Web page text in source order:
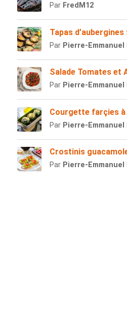
Par FredM12
Tapas
Par Pierre-Emmanuel
Salade Tomates et
Par Pierre-Emmanuel
Courgette farçies
Par Pierre-Emmanuel
Crostinis
Par Pierre-Emmanuel